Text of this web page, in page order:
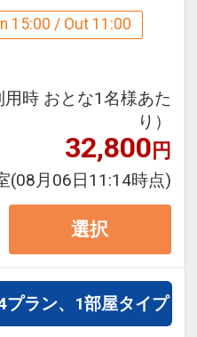
す。
メインメニュー・
ツのブッフェ、本
～１１：００ ／
３０
コ清掃」を導入
オル交換、ゴミ回
ラルウォーターの
できません。
金は、カレンダ
後表示される
面」でご確認くだ
日において人数・
事条件・プラン同
用の条件となりま
ナル「日本最西
」の入浴剤の素１
前までのご予約が
での予約受付で
きません。
ジナル「日本最西
」の入浴剤の素１
15:00 / Out 11:00
用時 おとな1名様あた
り）
32,800円
(08月06日11:14時点)
選択
プラン、1部屋タイプ